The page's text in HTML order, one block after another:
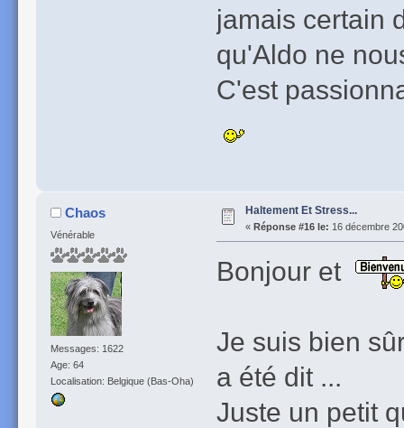
jamais certain
qu'Aldo ne
C'est
Chaos
Vénérable
Messages: 1622
Age: 64
Localisation: Belgique (Bas-Oha)
Haltement Et Stress...
« Réponse #16 le: 16 décembre
Bonjour et
Je suis bien
a été dit ...
Juste un petit